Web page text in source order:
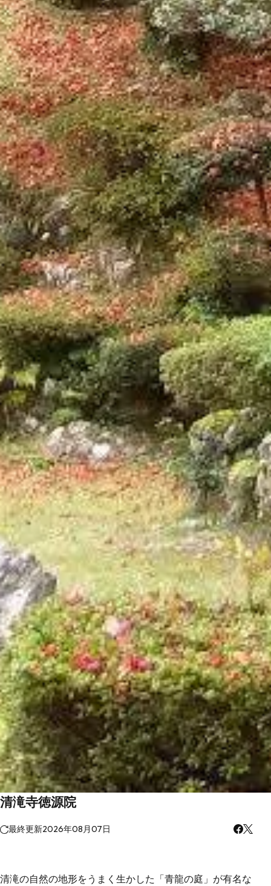
清滝寺徳源院
最終更新2026年08月07日
清滝の自然の地形をうまく生かした「青龍の庭」が有名な